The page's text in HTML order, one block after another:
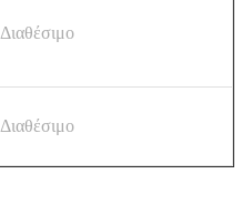
Διαθέσιμο
Διαθέσιμο